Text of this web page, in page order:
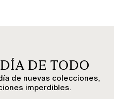
DE TODO
de nuevas colecciones,
imperdibles.